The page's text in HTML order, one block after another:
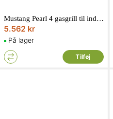
Mustang Pearl 4 gasgrill til indbygning
5.562 kr
På lager
Tilføj